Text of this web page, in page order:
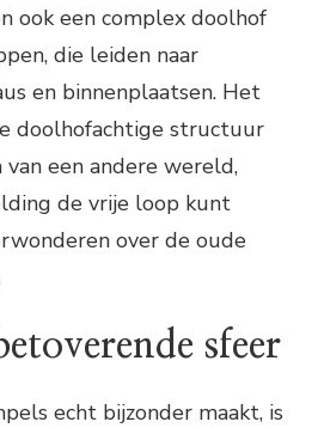
ook een complex doolhof
die leiden naar
en binnenplaatsen. Het
doolhofachtige structuur
een andere wereld,
de vrije loop kunt
over de oude
sfeer
echt bijzonder maakt, is